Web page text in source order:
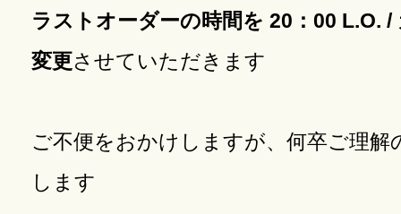
ラストオーダーの時間を 20：00 L.O.
変更させていただきます
ご不便をおかけしますが、何卒ご理
します